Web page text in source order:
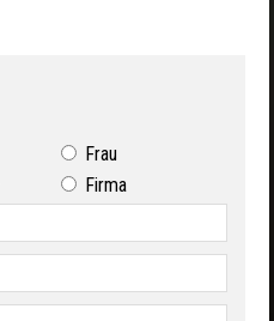
Frau
Firma